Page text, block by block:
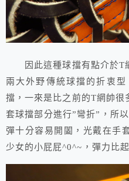
因此這種球擋有點介於T
兩大外野傳統球擋的折衷
擋，一來是比之前的T網帥很
套球擋部分進行”彎折”，所
彈十分容易開闔，光戴在手
少女的小屁屁^0^~，彈力比